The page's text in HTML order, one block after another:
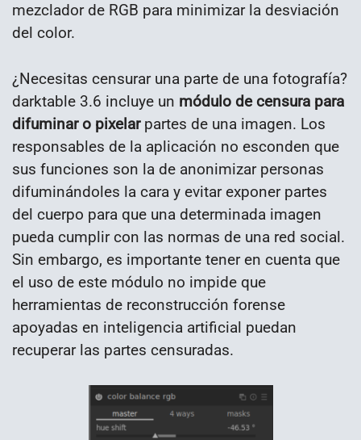
mezclador de RGB para minimizar la desviación
del color.
¿Necesitas censurar una parte de una fotografía?
darktable 3.6 incluye un módulo de censura para
difuminar o pixelarpartes de una imagen. Los
responsables de la aplicación no esconden que
sus funciones son la de anonimizar personas
difuminándoles la cara y evitar exponer partes
del cuerpo para que una determinada imagen
pueda cumplir con las normas de una red social.
Sin embargo, es importante tener en cuenta que
el uso de este módulo no impide que
herramientas de reconstrucción forense
apoyadas en inteligencia artificial puedan
recuperar las partes censuradas.